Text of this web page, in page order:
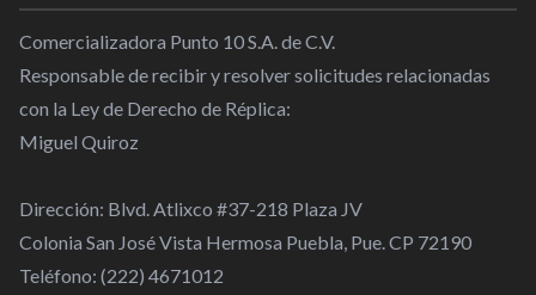
Comercializadora Punto 10 S.A. de C.V.
Responsable de recibir y resolver solicitudes relacionadas
con la Ley de Derecho de Réplica:
Miguel Quiroz
Dirección: Blvd. Atlixco #37-218 Plaza JV
Colonia San José Vista Hermosa Puebla, Pue. CP 72190
Teléfono: (222) 4671012